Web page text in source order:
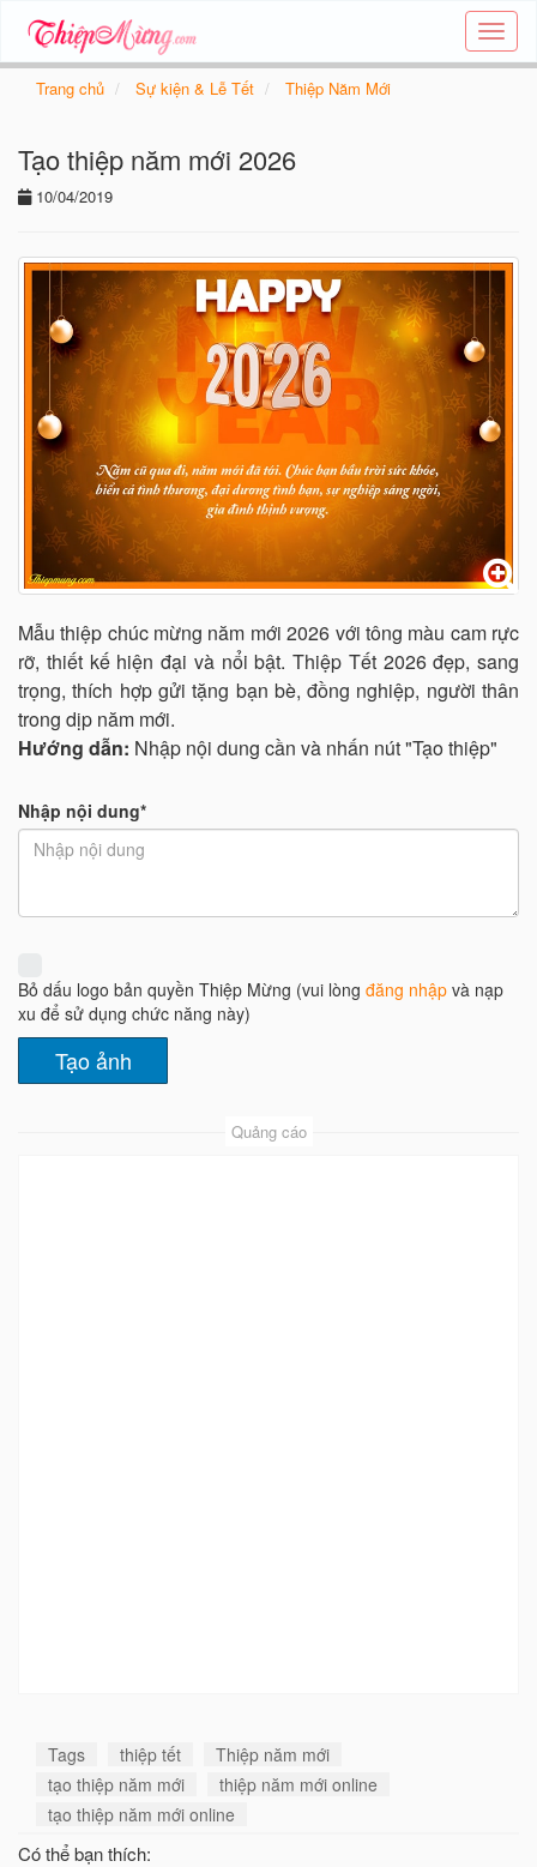
Tạo
thiệp
Trang chủ Sự kiện & Lễ Tết Thiệp Năm Mới
Tạo thiệp năm mới 2026
10/04/2019
Mẫu thiệp chúc mừng năm mới 2026 với tông màu cam rực
rỡ, thiết kế hiện đại và nổi bật. Thiệp Tết 2026 đẹp, sang
trọng, thích hợp gửi tặng bạn bè, đồng nghiệp, người thân
trong dịp năm mới.
Hướng dẫn: Nhập nội dung cần và nhấn nút "Tạo thiệp"
Nhập nội dung*
Bỏ dấu logo bản quyền Thiệp Mừng (vui lòng đăng nhập và nạp
xu để sử dụng chức năng này)
Quảng cáo
Tags thiệp tết
Thiệp năm mới
tạo thiệp năm mới
thiệp năm mới online
tạo thiệp năm mới online
Có thể bạn thích: